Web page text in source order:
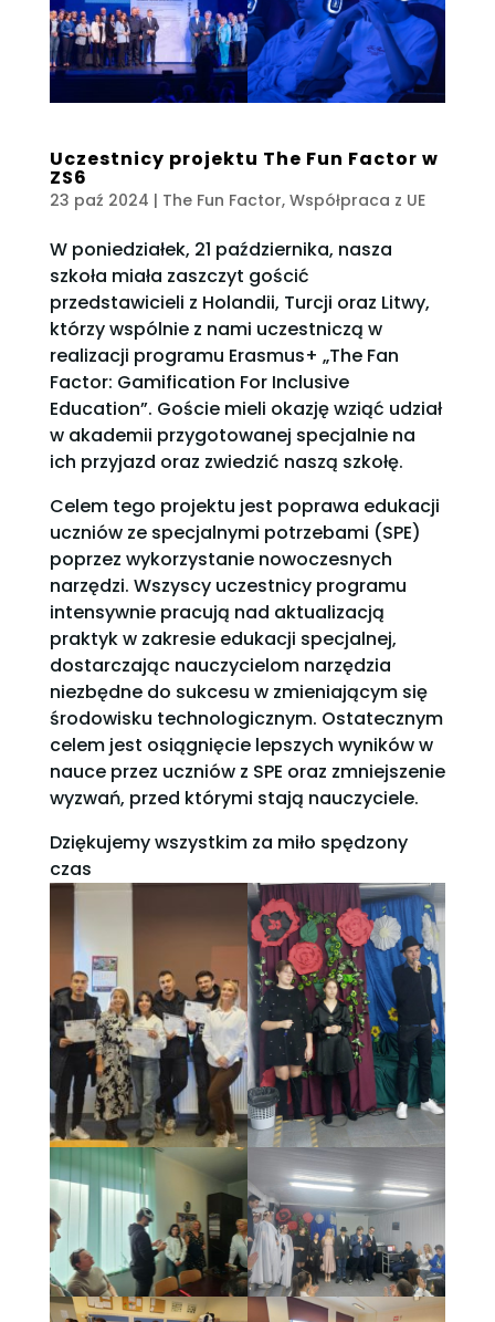
Uczestnicy projektu The Fun Factor w
ZS6
23 paź 2024 | The Fun Factor, Współpraca z UE
W poniedziałek, 21 października, nasza
szkoła miała zaszczyt gościć
przedstawicieli z Holandii, Turcji oraz Litwy,
którzy wspólnie z nami uczestniczą w
realizacji programu Erasmus+ „The Fan
Factor: Gamification For Inclusive
Education”. Goście mieli okazję wziąć udział
w akademii przygotowanej specjalnie na
ich przyjazd oraz zwiedzić naszą szkołę.
Celem tego projektu jest poprawa edukacji
uczniów ze specjalnymi potrzebami (SPE)
poprzez wykorzystanie nowoczesnych
narzędzi. Wszyscy uczestnicy programu
intensywnie pracują nad aktualizacją
praktyk w zakresie edukacji specjalnej,
dostarczając nauczycielom narzędzia
niezbędne do sukcesu w zmieniającym się
środowisku technologicznym. Ostatecznym
celem jest osiągnięcie lepszych wyników w
nauce przez uczniów z SPE oraz zmniejszenie
wyzwań, przed którymi stają nauczyciele.
Dziękujemy wszystkim za miło spędzony
czas